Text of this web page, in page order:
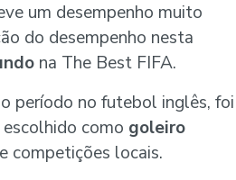
um desempenho muito
do desempenho nesta
na The Best FIFA.
período no futebol inglês, foi
como goleiro
e competições locais.